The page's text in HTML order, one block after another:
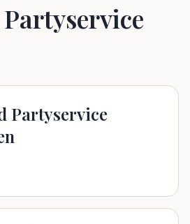
Partyservice